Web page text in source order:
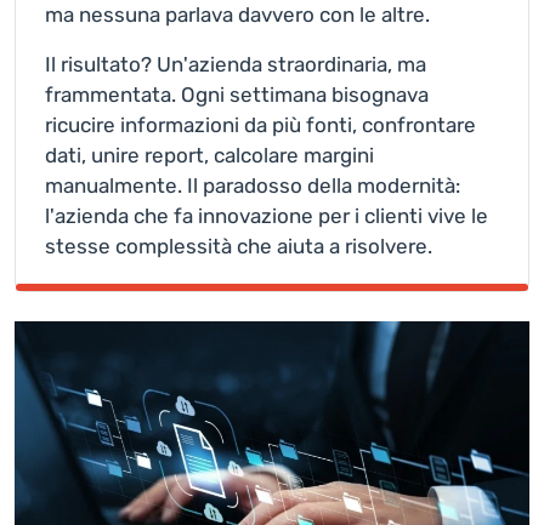
ma nessuna parlava davvero con le altre.
Il risultato? Un'azienda straordinaria, ma
frammentata. Ogni settimana bisognava
ricucire informazioni da più fonti, confrontare
dati, unire report, calcolare margini
manualmente. Il paradosso della modernità:
l'azienda che fa innovazione per i clienti vive le
stesse complessità che aiuta a risolvere.